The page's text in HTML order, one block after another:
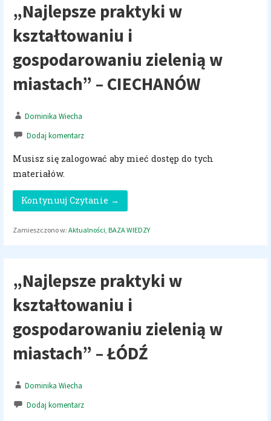
„Najlepsze praktyki w
kształtowaniu i
gospodarowaniu zielenią w
miastach” – CIECHANÓW
Dominika Wiecha
Dodaj komentarz
Musisz się zalogować aby mieć dostęp do tych
materiałów.
Kontynuuj Czytanie →
Zamieszczono w: Aktualności BAZA WIEDZY
„Najlepsze praktyki w
kształtowaniu i
gospodarowaniu zielenią w
miastach” – ŁÓDŹ
Dominika Wiecha
Dodaj komentarz